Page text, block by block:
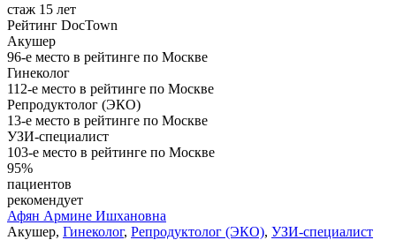
стаж 15 лет
Рейтинг DocTown
Акушер
96-е место в рейтинге по Москве
Гинеколог
112-е место в рейтинге по Москве
Репродуктолог (ЭКО)
13-е место в рейтинге по Москве
УЗИ-специалист
103-е место в рейтинге по Москве
95%
пациентов
рекомендует
Афян Армине Ишхановна
Акушер, Гинеколог, Репродуктолог (ЭКО), УЗИ-специалист